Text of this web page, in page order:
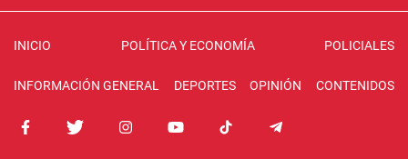
INICIO POLÍTICA Y ECONOMÍA POLICIALES
INFORMACIÓN GENERAL DEPORTES OPINIÓN CONTENIDOS